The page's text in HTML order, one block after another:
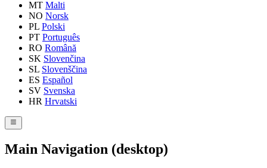
MT Malti
NO Norsk
PL Polski
PT Português
RO Română
SK Slovenčina
SL Slovenščina
ES Español
SV Svenska
HR Hrvatski
Main Navigation (desktop)